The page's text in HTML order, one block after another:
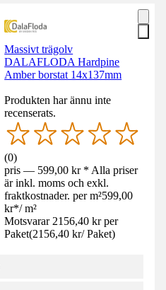
Massivt trägolv
DALAFLODA Hardpine
Amber borstat 14x137mm
Produkten har ännu inte
recenserats.
(0)
pris — 599,00 kr * Alla priser
är inkl. moms och exkl.
fraktkostnader. per m²599,00
kr*/ m²
Motsvarar 2156,40 kr per
Paket(2156,40 kr/ Paket)